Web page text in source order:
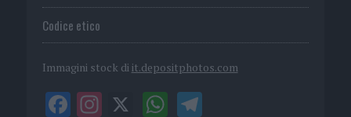
Codice etico
Immagini stock di it.depositphotos.com